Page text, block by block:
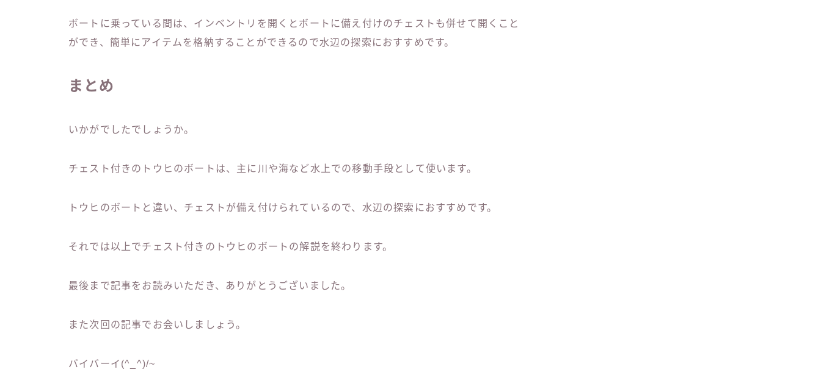
ボートに乗っている間は、インベントリを開くとボートに備え付けのチェストも併せて開くこと
ができ、簡単にアイテムを格納することができるので水辺の探索におすすめです。
まとめ
いかがでしたでしょうか。
チェスト付きのトウヒのボートは、主に川や海など水上での移動手段として使います。
トウヒのボートと違い、チェストが備え付けられているので、水辺の探索におすすめです。
それでは以上でチェスト付きのトウヒのボートの解説を終わります。
最後まで記事をお読みいただき、ありがとうございました。
また次回の記事でお会いしましょう。
バイバーイ(^_^)/~